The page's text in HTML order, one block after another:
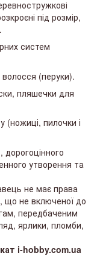
під розмір,
систем
(перуки).
пляшечки для
(ножиці, пилочки і
дорогоцінного
утворення та
не має права
що не включеної до
передбаченим
ярлики, пломби,
i-hobby.com.ua